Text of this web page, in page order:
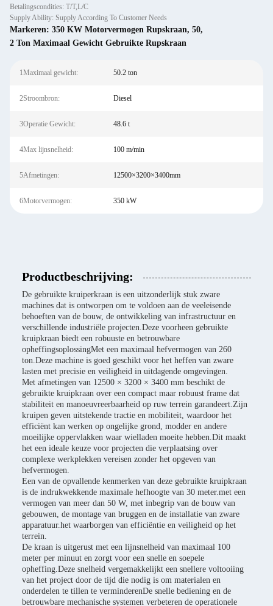
Betalingscondities: T/T,L/C
Supply Ability: Supply According To Customer Needs
Markeren: 350 KW Motorvermogen Rupskraan, 50,
2 Ton Maximaal Gewicht Gebruikte Rupskraan
1Maximaal gewicht: 50.2 ton
2Stroombron: Diesel
3Operatie Gewicht: 48.6 t
4Max lijnsnelheid: 100 m/min
5Afmetingen: 12500×3200×3400mm
6Motorvermogen: 350 kW
Productbeschrijving:
De gebruikte kruiperkraan is een uitzonderlijk stuk zware
machines dat is ontworpen om te voldoen aan de veeleisende
behoeften van de bouw, de ontwikkeling van infrastructuur en
verschillende industriële projecten.Deze voorheen gebruikte
kruipkraan biedt een robuuste en betrouwbare
opheffingsoplossingMet een maximaal hefvermogen van 260
ton.Deze machine is goed geschikt voor het heffen van zware
lasten met precisie en veiligheid in uitdagende omgevingen.
Met afmetingen van 12500 × 3200 × 3400 mm beschikt de
gebruikte kruipkraan over een compact maar robuust frame dat
stabiliteit en manoeuvreerbaarheid op ruw terrein garandeert.Zijn
kruipen geven uitstekende tractie en mobiliteit, waardoor het
efficiënt kan werken op ongelijke grond, modder en andere
moeilijke oppervlakken waar wielladen moeite hebben.Dit maakt
het een ideale keuze voor projecten die verplaatsing over
complexe werkplekken vereisen zonder het opgeven van
hefvermogen.
Een van de opvallende kenmerken van deze gebruikte kruipkraan
is de indrukwekkende maximale hefhoogte van 30 meter.met een
vermogen van meer dan 50 W, met inbegrip van de bouw van
gebouwen, de montage van bruggen en de installatie van zware
apparatuur.het waarborgen van efficiëntie en veiligheid op het
terrein.
De kraan is uitgerust met een lijnsnelheid van maximaal 100
meter per minuut en zorgt voor een snelle en soepele
opheffing.Deze snelheid vergemakkelijkt een snellere voltooiing
van het project door de tijd die nodig is om materialen en
onderdelen te tillen te verminderenDe snelle bediening en de
betrouwbare mechanische systemen verbeteren de operationele